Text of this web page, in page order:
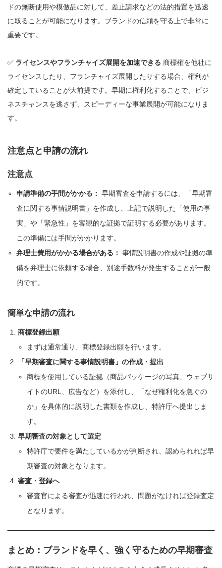
ドの無断使用や模倣品に対して、差止請求などの法的措置を迅速
に取ることが可能になります。ブランドの信頼を守る上で非常に
重要です。
✅ ライセンスやフランチャイズ展開を加速できる 商標権を他社に
ライセンスしたり、フランチャイズ展開したりする場合、権利が
確定していることが大前提です。早期に権利化することで、ビジ
ネスチャンスを逃さず、スピーディーな事業展開が可能になりま
す。
注意点と申請の流れ
注意点
申請準備の手間がかかる： 早期審査を申請するには、「早期審
査に関する事情説明書」を作成し、上記で説明した「使用の事
実」や「緊急性」を客観的な証拠で証明する必要があります。
この準備には手間がかかります。
弁理士費用がかかる場合がある： 事情説明書の作成や証拠の準
備を弁理士に依頼する場合、別途手数料が発生することが一般
的です。
簡単な申請の流れ
商標登録出願
まずは通常通り、商標登録出願を行います。
「早期審査に関する事情説明書」の作成・提出
商標を使用している証拠（商品パッケージの写真、ウェブサ
イトのURL、広告など）を添付し、「なぜ権利化を急ぐの
か」を具体的に説明した書類を作成し、特許庁へ提出しま
す。
早期審査の対象として選定
特許庁で要件を満たしているかが判断され、認められれば早
期審査の対象となります。
審査・登録へ
審査官による審査が迅速に行われ、問題がなければ登録査定
となります。
まとめ：ブランドを早く、強く守るための早期審査